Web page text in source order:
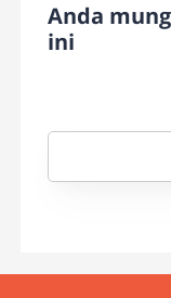
Anda
ini